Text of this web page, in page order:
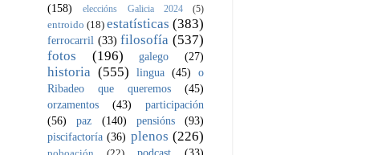
(158)
eleccións Galicia 2024 (5)
entroido (18) estatísticas (383)
ferrocarril (33) filosofía (537)
fotos
(196) galego (27)
historia (555) lingua (45)
o
Ribadeo que queremos
(45)
orzamentos
(43)
participación
(56)
paz (140) pensións
(93)
piscifactoría (36) plenos (226)
podcast (33)